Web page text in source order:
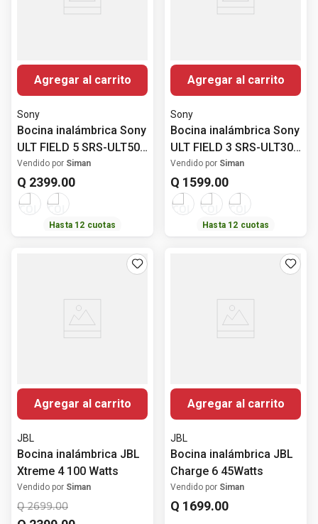
Agregar al carrito
Sony
Bocina inalámbrica Sony
ULT FIELD 5 SRS-ULT50
portátil IP67
Vendido por Siman
Q 2399.00
Hasta 12 cuotas
Agregar al carrito
Sony
Bocina inalámbrica Sony
ULT FIELD 3 SRS-ULT30
portátil IP67
Vendido por Siman
Q 1599.00
Hasta 12 cuotas
Agregar al carrito
JBL
Bocina inalámbrica JBL
Xtreme 4 100 Watts
Vendido por Siman
Q 2699.00
Agregar al carrito
JBL
Bocina inalámbrica JBL
Charge 6 45Watts
Vendido por Siman
Q 1699.00